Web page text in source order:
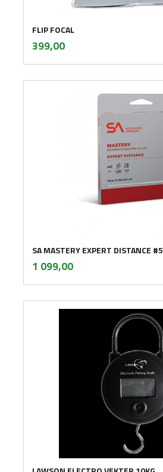
FLIP FOCAL
Pris
399,00mva.
SA MASTERY EXPERT DISTANCE #5
Pris
1 099,00mva.